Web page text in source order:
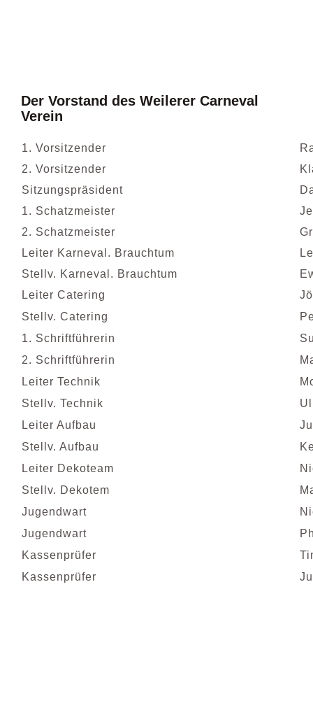
Der Vorstand des Weilerer Carneval
Verein
1. Vorsitzender
2. Vorsitzender
Sitzungspräsident
1. Schatzmeister
2. Schatzmeister
Leiter Karneval. Brauchtum
Stellv. Karneval. Brauchtum
Leiter Catering
Stellv. Catering
1. Schriftführerin
2. Schriftführerin
Leiter Technik
Stellv. Technik
Leiter Aufbau
Stellv. Aufbau
Leiter Dekoteam
Stellv. Dekotem
Jugendwart
Jugendwart
Kassenprüfer
Kassenprüfer